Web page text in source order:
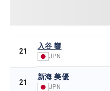
21
入谷 響
JPN
21
新海 美優
JPN